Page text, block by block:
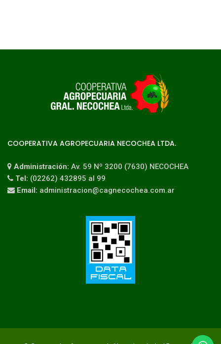
COOPERATIVA AGROPECUARIA NECOCHEA LTDA.
Administración: Av. 59 Nº 3200 (7630) NECOCHEA
Tel: (02262) 432895 al 99
Email: administracion@cagnecochea.com.ar